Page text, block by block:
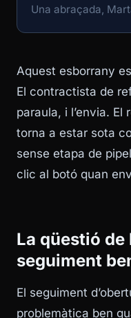
Una abraçada,
Aquest esborrany
El contractista de
paraula, i l’envia.
torna a estar sota
sense etapa de
clic al botó quan
La qüestió
seguiment
El seguiment
problemàtica ben